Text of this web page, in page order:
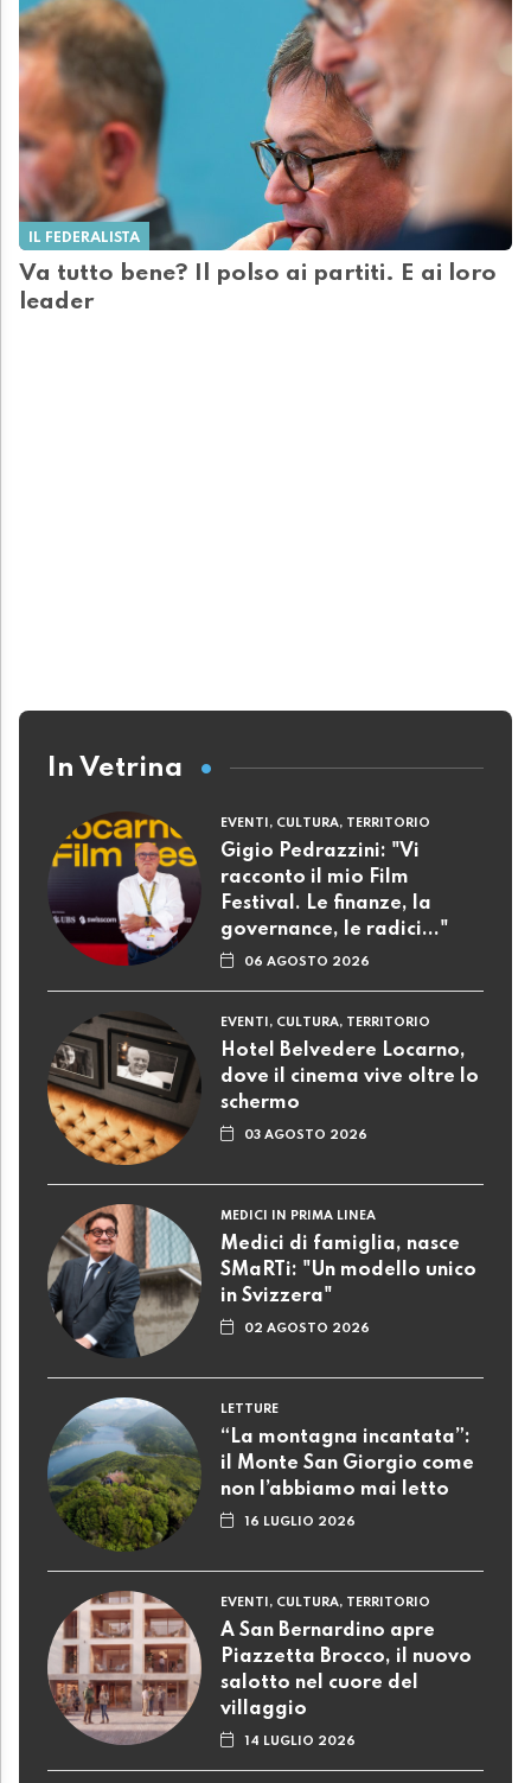
IL FEDERALISTA
Va tutto bene? Il polso ai partiti. E ai loro
leader
In Vetrina
EVENTI, CULTURA, TERRITORIO
Gigio Pedrazzini: "Vi
racconto il mio Film
Festival. Le finanze, la
governance, le radici..."
06 AGOSTO 2026
EVENTI, CULTURA, TERRITORIO
Hotel Belvedere Locarno,
dove il cinema vive oltre lo
schermo
03 AGOSTO 2026
MEDICI IN PRIMA LINEA
Medici di famiglia, nasce
SMaRTi: "Un modello unico
in Svizzera"
02 AGOSTO 2026
LETTURE
“La montagna incantata”:
il Monte San Giorgio come
non l’abbiamo mai letto
16 LUGLIO 2026
EVENTI, CULTURA, TERRITORIO
A San Bernardino apre
Piazzetta Brocco, il nuovo
salotto nel cuore del
villaggio
14 LUGLIO 2026